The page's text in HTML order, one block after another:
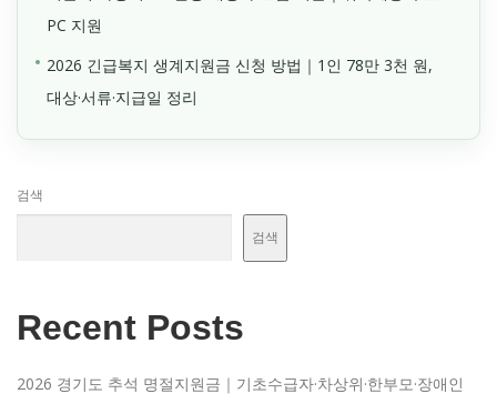
PC 지원
2026 긴급복지 생계지원금 신청 방법｜1인 78만 3천 원,
대상·서류·지급일 정리
검색
검색
Recent Posts
2026 경기도 추석 명절지원금｜기초수급자·차상위·한부모·장애인